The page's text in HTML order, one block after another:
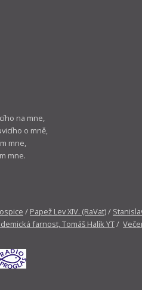
na mne,
o mně,
mne,
mne.
/ Papež Lev XIV. (RaVat)/
farnost, Tomáš Halík YT/